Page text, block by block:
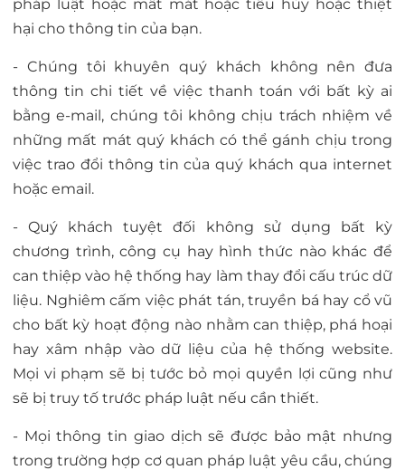
pháp luật hoặc mất mát hoặc tiêu hủy hoặc thiệt
hại cho thông tin của bạn.
- Chúng tôi khuyên quý khách không nên đưa
thông tin chi tiết về việc thanh toán với bất kỳ ai
bằng e-mail, chúng tôi không chịu trách nhiệm về
những mất mát quý khách có thể gánh chịu trong
việc trao đổi thông tin của quý khách qua internet
hoặc email.
- Quý khách tuyệt đối không sử dụng bất kỳ
chương trình, công cụ hay hình thức nào khác để
can thiệp vào hệ thống hay làm thay đổi cấu trúc dữ
liệu. Nghiêm cấm việc phát tán, truyền bá hay cổ vũ
cho bất kỳ hoạt động nào nhằm can thiệp, phá hoại
hay xâm nhập vào dữ liệu của hệ thống website.
Mọi vi phạm sẽ bị tước bỏ mọi quyền lợi cũng như
sẽ bị truy tố trước pháp luật nếu cần thiết.
- Mọi thông tin giao dịch sẽ được bảo mật nhưng
trong trường hợp cơ quan pháp luật yêu cầu, chúng